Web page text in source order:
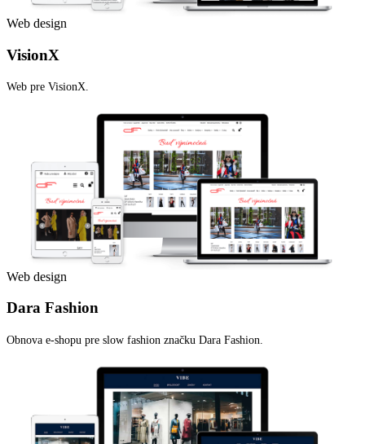
Web design
VisionX
Web pre VisionX.
Web design
Dara Fashion
Obnova e-shopu pre slow fashion značku Dara Fashion.